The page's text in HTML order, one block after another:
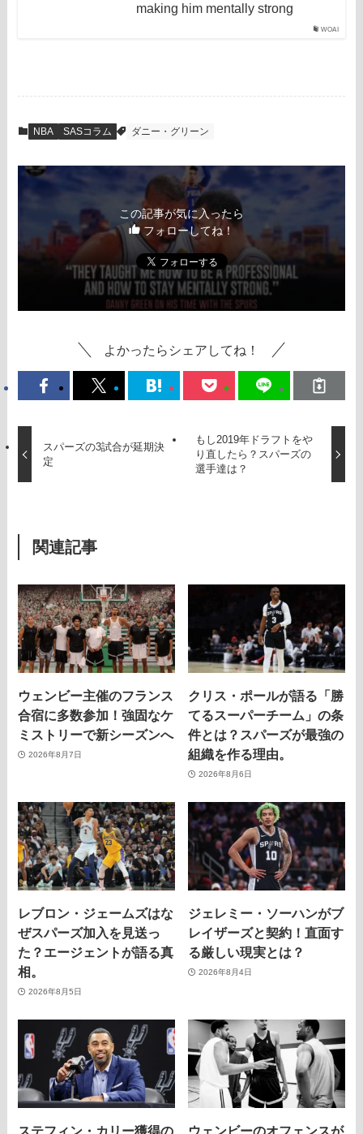
WOAI
making him mentally strong
NBA SASコラム ダニー・グリーン
この記事が気に入ったら
フォローしてね！
よかったらシェアしてね！
スパーズの3試合が延期決
定
もし2019年ドラフトをや
り直したら？スパーズの
選手達は？
関連記事
ウェンビー主催のフランス
合宿に多数参加！強固なケ
ミストリーで新シーズンへ
2026年8月7日
クリス・ポールが語る「勝
てるスーパーチーム」の条
件とは？スパーズが最強の
組織を作る理由。
2026年8月6日
レブロン・ジェームズはな
ぜスパーズ加入を見送っ
た？エージェントが語る真
相。
2026年8月5日
ジェレミー・ソーハンがブ
レイザーズと契約！直面す
る厳しい現実とは？
2026年8月4日
ステフィン・カリー獲得の ウェンビーのオフェンスが